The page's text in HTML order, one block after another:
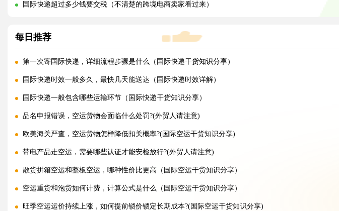
国际快递超过多少钱要交税（不清楚的跨境电商卖家看过来）
每日推荐
第一次寄国际快递，详细流程步骤是什么（国际快递干货知识分享）
国际快递时效一般多久，最快几天能送达（国际快递时效详解）
国际快递一般包含哪些运输环节（国际快递干货知识分享）
品名申报错误，空运货物会面临什么处罚?(外贸人请注意)
欧美海关严查，空运货物怎样降低扣关概率?(国际空运干货知识分享)
带电产品走空运，需要哪些认证才能安检放行?(外贸人请注意)
散货拼箱空运和整板空运，哪种性价比更高（国际空运干货知识分享）
空运重货和泡货如何计费，计算公式是什么（国际空运干货知识分享）
旺季空运运价持续上涨，如何提前锁价锁定长期成本?(国际空运干货知识分享)